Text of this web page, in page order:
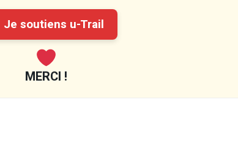
Je soutiens u-Trail
MERCI !